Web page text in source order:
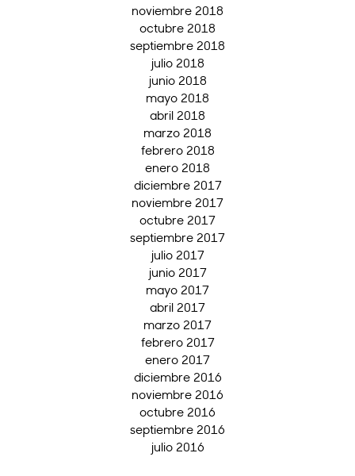
noviembre 2018
octubre 2018
septiembre 2018
julio 2018
junio 2018
mayo 2018
abril 2018
marzo 2018
febrero 2018
enero 2018
diciembre 2017
noviembre 2017
octubre 2017
septiembre 2017
julio 2017
junio 2017
mayo 2017
abril 2017
marzo 2017
febrero 2017
enero 2017
diciembre 2016
noviembre 2016
octubre 2016
septiembre 2016
julio 2016